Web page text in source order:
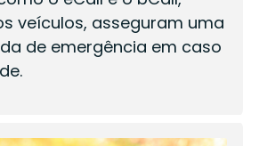
veículos, asseguram uma
de emergência em caso